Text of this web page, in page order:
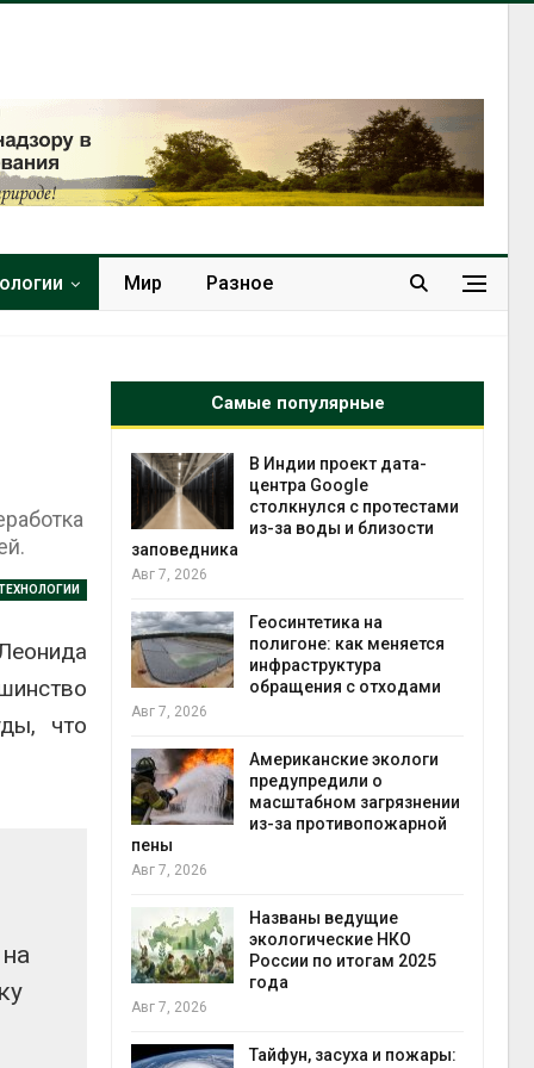
Мир Разное
что
Самые популярные
роста
ИИ
может
почти в
без
В Индии проект дата-
центра Google
столкнулся с протестами
из-за воды и близости
заповедника
Авг 7, 2026
Геосинтетика на
полигоне: как меняется
инфраструктура
обращения с отходами
Авг 7, 2026
Американские экологи
предупредили о
масштабном загрязнении
из-за противопожарной
пены
Авг 7, 2026
Названы ведущие
экологические НКО
России по итогам 2025
года
Авг 7, 2026
Тайфун, засуха и пожары: